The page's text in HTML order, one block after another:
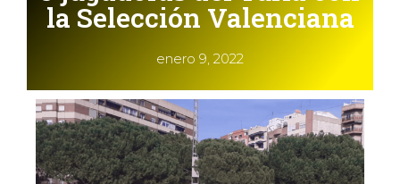
la Selección Valenciana
enero 9, 2022